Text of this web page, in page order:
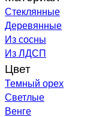
Стеклянные
Деревянные
Из сосны
Из ЛДСП
Цвет
Темный орех
Светлые
Венге